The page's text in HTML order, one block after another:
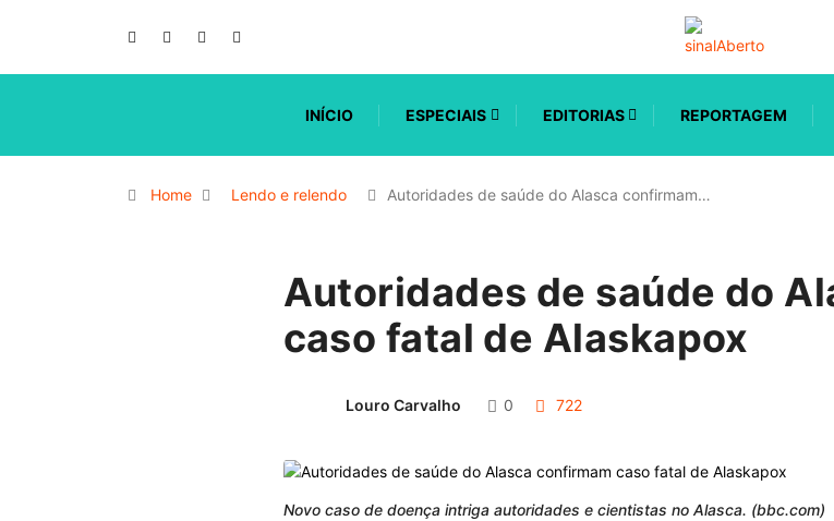
INÍCIO ESPECIAIS EDITORIAS REPORTAGEM
Home Lendo e relendo Autoridades de saúde do Alasca confirmam…
Autoridades de saúde do
caso fatal de Alaskapox
Louro Carvalho 0 722
Novo caso de doença intriga autoridades e cientistas no Alasca. (bbc.com)